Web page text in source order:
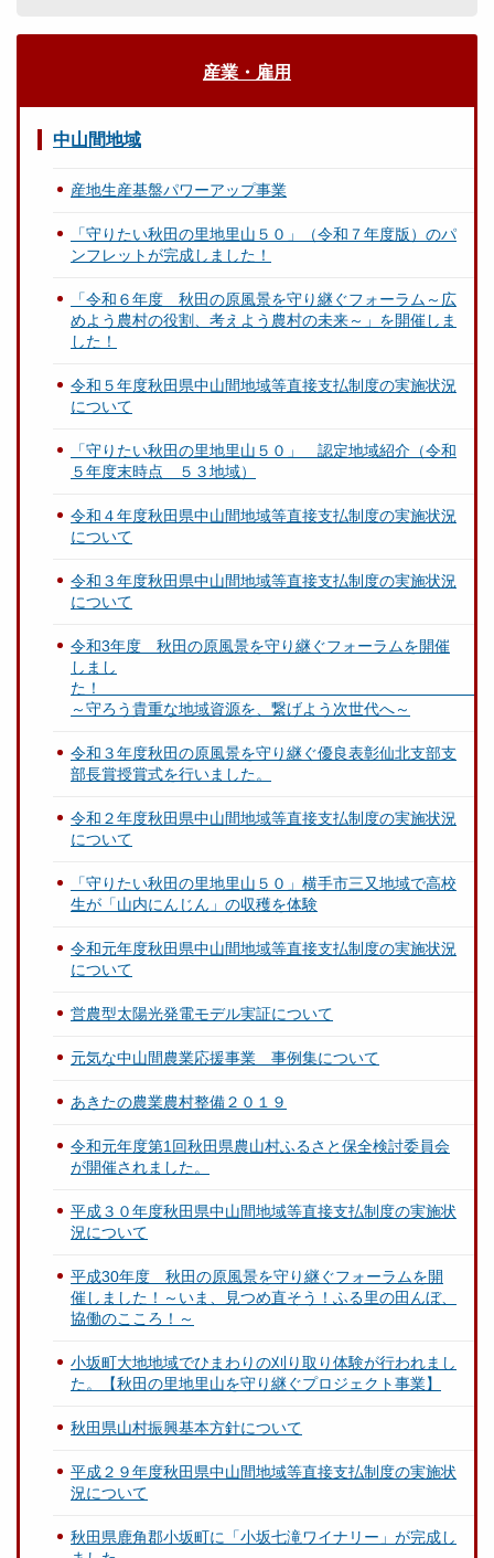
産業・雇用
中山間地域
産地生産基盤パワーアップ事業
「守りたい秋田の里地里山５０」（令和７年度版）のパ
ンフレットが完成しました！
「令和６年度 秋田の原風景を守り継ぐフォーラム～広
めよう農村の役割、考えよう農村の未来～」を開催しま
した！
令和５年度秋田県中山間地域等直接支払制度の実施状況
について
「守りたい秋田の里地里山５０」 認定地域紹介（令和
５年度末時点 ５３地域）
令和４年度秋田県中山間地域等直接支払制度の実施状況
について
令和３年度秋田県中山間地域等直接支払制度の実施状況
について
令和3年度 秋田の原風景を守り継ぐフォーラムを開催
しまし
～守ろう貴重な地域資源を、繋げよう次世代へ～
令和３年度秋田の原風景を守り継ぐ優良表彰仙北支部支
部長賞授賞式を行いました。
令和２年度秋田県中山間地域等直接支払制度の実施状況
について
「守りたい秋田の里地里山５０」横手市三又地域で高校
生が「山内にんじん」の収穫を体験
令和元年度秋田県中山間地域等直接支払制度の実施状況
について
営農型太陽光発電モデル実証について
元気な中山間農業応援事業 事例集について
あきたの農業農村整備２０１９
令和元年度第1回秋田県農山村ふるさと保全検討委員会
が開催されました。
平成３０年度秋田県中山間地域等直接支払制度の実施状
況について
平成30年度 秋田の原風景を守り継ぐフォーラムを開
催しました！～いま、見つめ直そう！ふる里の田んぼ、
協働のこころ！～
小坂町大地地域でひまわりの刈り取り体験が行われまし
た。【秋田の里地里山を守り継ぐプロジェクト事業】
秋田県山村振興基本方針について
平成２９年度秋田県中山間地域等直接支払制度の実施状
況について
秋田県鹿角郡小坂町に「小坂七滝ワイナリー」が完成し